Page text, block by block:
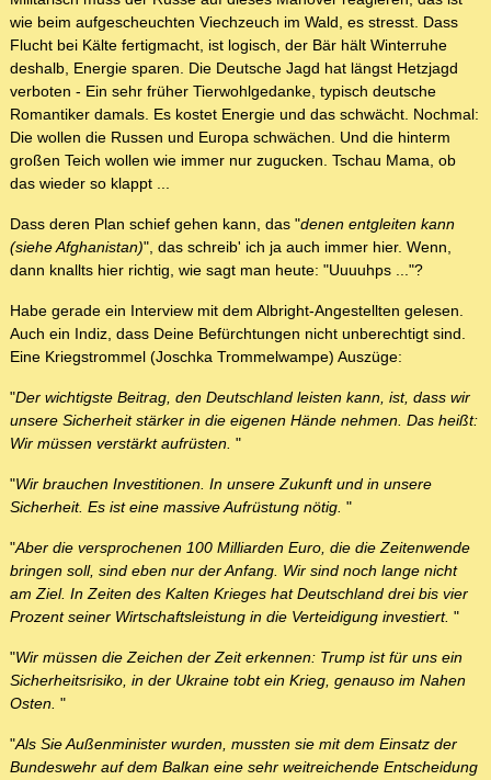
wie beim aufgescheuchten Viechzeuch im Wald, es stresst. Dass
Flucht bei Kälte fertigmacht, ist logisch, der Bär hält Winterruhe
deshalb, Energie sparen. Die Deutsche Jagd hat längst Hetzjagd
verboten - Ein sehr früher Tierwohlgedanke, typisch deutsche
Romantiker damals. Es kostet Energie und das schwächt. Nochmal:
Die wollen die Russen und Europa schwächen. Und die hinterm
großen Teich wollen wie immer nur zugucken. Tschau Mama, ob
das wieder so klappt ...
Dass deren Plan schief gehen kann, das "denen entgleiten kann
(siehe Afghanistan)", das schreib' ich ja auch immer hier. Wenn,
dann knallts hier richtig, wie sagt man heute: "Uuuuhps ..."?
Habe gerade ein Interview mit dem Albright-Angestellten gelesen.
Auch ein Indiz, dass Deine Befürchtungen nicht unberechtigt sind.
Eine Kriegstrommel (Joschka Trommelwampe) Auszüge:
"Der wichtigste Beitrag, den Deutschland leisten kann, ist, dass wir
unsere Sicherheit stärker in die eigenen Hände nehmen. Das heißt:
Wir müssen verstärkt aufrüsten. "
"Wir brauchen Investitionen. In unsere Zukunft und in unsere
Sicherheit. Es ist eine massive Aufrüstung nötig. "
"Aber die versprochenen 100 Milliarden Euro, die die Zeitenwende
bringen soll, sind eben nur der Anfang. Wir sind noch lange nicht
am Ziel. In Zeiten des Kalten Krieges hat Deutschland drei bis vier
Prozent seiner Wirtschaftsleistung in die Verteidigung investiert. "
"Wir müssen die Zeichen der Zeit erkennen: Trump ist für uns ein
Sicherheitsrisiko, in der Ukraine tobt ein Krieg, genauso im Nahen
Osten. "
"Als Sie Außenminister wurden, mussten sie mit dem Einsatz der
Bundeswehr auf dem Balkan eine sehr weitreichende Entscheidung